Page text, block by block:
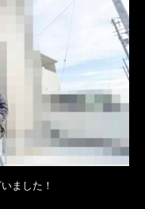
ました！